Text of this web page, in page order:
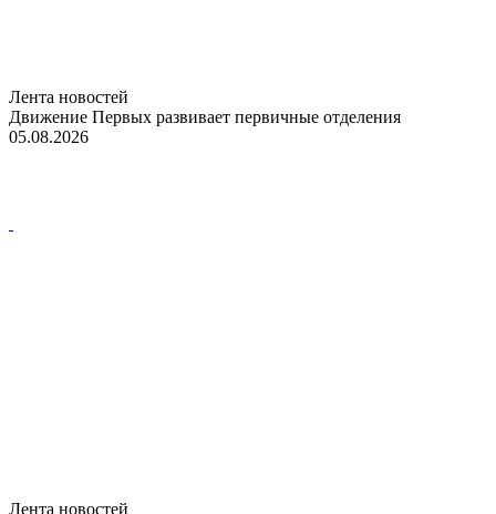
Лента новостей
Движение Первых развивает первичные отделения
05.08.2026
Лента новостей